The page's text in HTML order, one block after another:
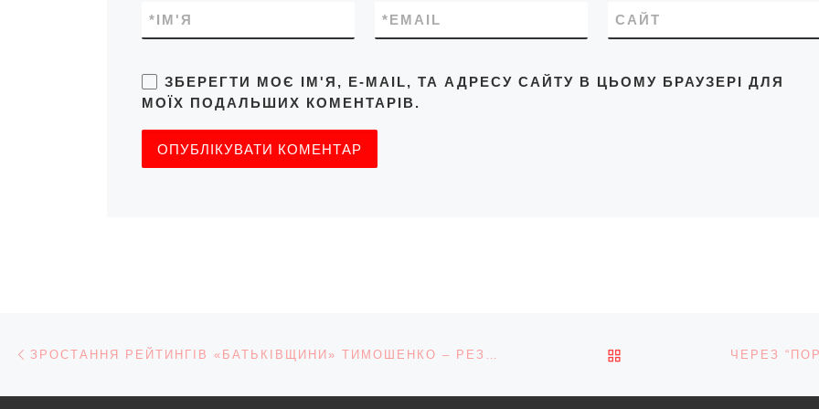
ІМ'Я
* EMAIL
* САЙТ
ЗБЕРЕГТИ МОЄ ІМ'Я, E-MAIL, ТА АДРЕСУ САЙТУ В ЦЬОМУ БРАУЗЕРІ ДЛЯ
МОЇХ ПОДАЛЬШИХ КОМЕНТАРІВ.
Навігація записів ПОВЕРНУТИСЯ ДО